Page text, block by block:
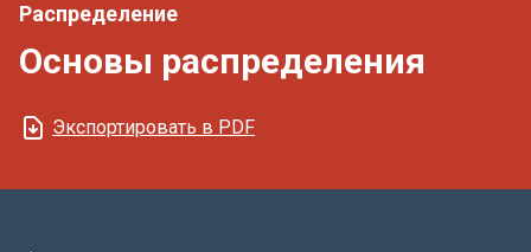
Распределение
Основы распределения
Экспортировать в PDF